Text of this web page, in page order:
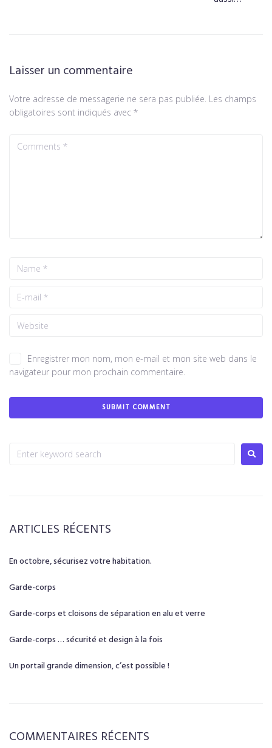
Laisser un commentaire
Votre adresse de messagerie ne sera pas publiée. Les champs
obligatoires sont indiqués avec *
Enregistrer mon nom, mon e-mail et mon site web dans le
navigateur pour mon prochain commentaire.
ARTICLES RÉCENTS
En octobre, sécurisez votre habitation.
Garde-corps
Garde-corps et cloisons de séparation en alu et verre
Garde-corps … sécurité et design à la fois
Un portail grande dimension, c’est possible !
COMMENTAIRES RÉCENTS